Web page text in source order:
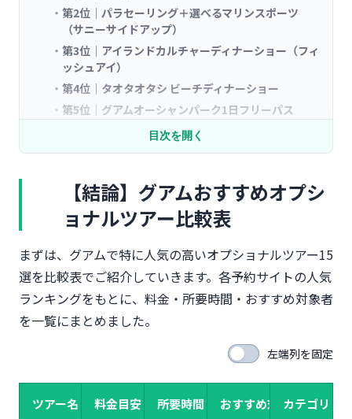
第2位｜パラセーリング＋選べるマリンスポーツ
（サニーサイドアップ）
第3位｜アイランドカルチャーディナーショー（フィ
ッシュアイ）
第4位｜タオタオタシ ビーチディナーショー
第5位｜グアムオーシャンパーク1日フリーパス
【滞在日数別】おすすめオプショナルツアーの組み
合わせ
3泊4日の王道プラン｜海も観光もバランスよく
4泊5日のゆったりプラン｜グアムを満喫するフルコ
ース
【目的別】グアムオプショナルツアーおすすめ一覧
アクティブ派向け｜マリンスポーツを満喫したい方
のんびり派向け｜癒しとグルメを楽しみたい方
文化体験派向け｜グアムの歴史と自然を知りたい方
【グループ別】人数・旅行スタイル別おすすめ
カップル・ハネムーン向け｜ロマンチックな体験
ファミリー・子連れ向け｜安心して楽しめるツアー
女子旅・グループ向け｜映えスポット＆グルメ重視
目次を開く
【結論】グアムおすすめオプシ
ョナルツアー比較表
まずは、グアムで特に人気の高いオプショナルツアー15
選を比較表でご紹介していきます。各予約サイトの人気
ランキングをもとに、料金・所要時間・おすすめ対象者
を一覧にまとめました。
左端列を固定
ツアー名 料金目安 所要時間 おすすめ対象カテゴリ